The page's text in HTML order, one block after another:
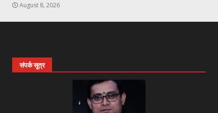
August 8, 2026
संपर्क सूत्र